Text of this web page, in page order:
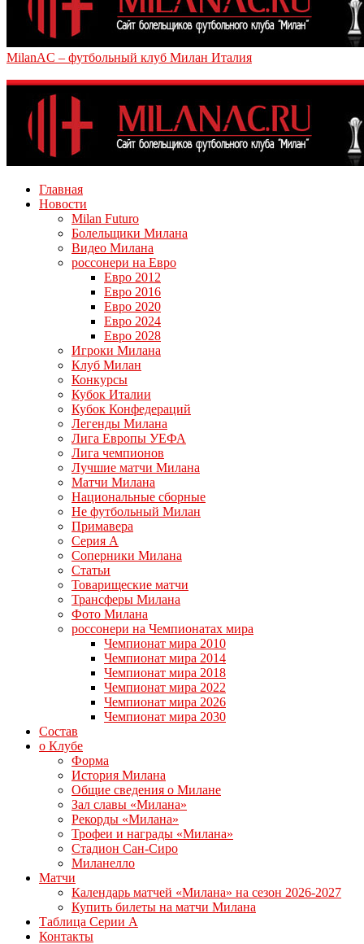
MilanAC – футбольный клуб Милан Италия
Главная
Новости
Milan Futuro
Болельщики Милана
Видео Милана
россонери на Евро
Евро 2012
Евро 2016
Евро 2020
Евро 2024
Евро 2028
Игроки Милана
Клуб Милан
Конкурсы
Кубок Италии
Кубок Конфедераций
Легенды Милана
Лига Европы УЕФА
Лига чемпионов
Лучшие матчи Милана
Матчи Милана
Национальные сборные
Не футбольный Милан
Примавера
Серия А
Соперники Милана
Статьи
Товарищеские матчи
Трансферы Милана
Фото Милана
россонери на Чемпионатах мира
Чемпионат мира 2010
Чемпионат мира 2014
Чемпионат мира 2018
Чемпионат мира 2022
Чемпионат мира 2026
Чемпионат мира 2030
Состав
о Клубе
Форма
История Милана
Общие сведения о Милане
Зал славы «Милана»
Рекорды «Милана»
Трофеи и награды «Милана»
Стадион Сан-Сиро
Миланелло
Матчи
Календарь матчей «Милана» на сезон 2026-2027
Купить билеты на матчи Милана
Таблица Серии А
Контакты